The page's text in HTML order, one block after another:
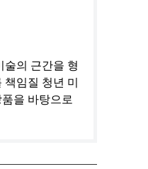
술의 근간을 형
임질 청년 미
을 바탕으로